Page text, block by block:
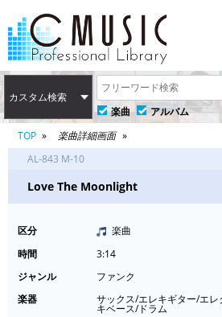
カスタム検索
楽曲
アルバム
TOP
楽曲詳細画面
AL-843 M-10
Love The Moonlight
区分
楽曲
時間
3:14
ジャンル
ファンク
楽器
サックス/エレキギター/エ
キベース/ドラム